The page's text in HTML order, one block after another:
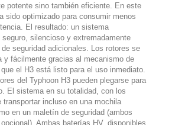
potente sino también eficiente. En este
sido optimizado para consumir menos
El resultado: un sistema
silencioso y extremadamente
seguridad adicionales. Los rotores se
y fácilmente gracias al mecanismo de
el H3 está listo para el uso inmediato.
del Typhoon H3 pueden plegarse para
El sistema en su totalidad, con los
incluso en una mochila
en un maletín de seguridad (ambos
Ambas baterías HV, disponibles